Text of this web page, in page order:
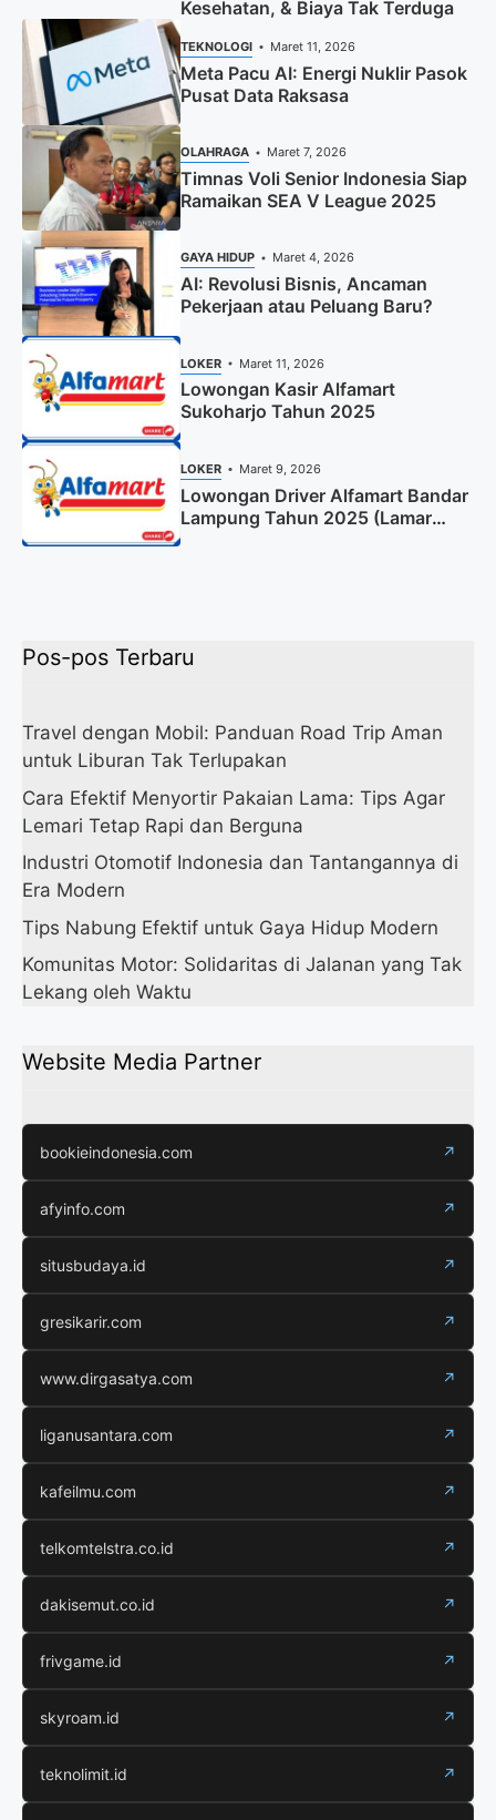
Kesehatan, & Biaya Tak Terduga
TEKNOLOGI Maret 11, 2026
Meta Pacu AI: Energi Nuklir Pasok
Pusat Data Raksasa
OLAHRAGA Maret 7, 2026
Timnas Voli Senior Indonesia Siap
Ramaikan SEA V League 2025
GAYA HIDUP Maret 4, 2026
AI: Revolusi Bisnis, Ancaman
Pekerjaan atau Peluang Baru?
LOKER Maret 11, 2026
Lowongan Kasir Alfamart
Sukoharjo Tahun 2025
LOKER Maret 9, 2026
Lowongan Driver Alfamart Bandar
Lampung Tahun 2025 (Lamar
Sekarang)
Pos-pos Terbaru
Travel dengan Mobil: Panduan Road Trip Aman
untuk Liburan Tak Terlupakan
Cara Efektif Menyortir Pakaian Lama: Tips Agar
Lemari Tetap Rapi dan Berguna
Industri Otomotif Indonesia dan Tantangannya di
Era Modern
Tips Nabung Efektif untuk Gaya Hidup Modern
Komunitas Motor: Solidaritas di Jalanan yang Tak
Lekang oleh Waktu
Website Media Partner
bookieindonesia.com ↗
afyinfo.com ↗
situsbudaya.id ↗
gresikarir.com ↗
www.dirgasatya.com ↗
liganusantara.com ↗
kafeilmu.com ↗
telkomtelstra.co.id ↗
dakisemut.co.id ↗
frivgame.id ↗
skyroam.id ↗
teknolimit.id ↗